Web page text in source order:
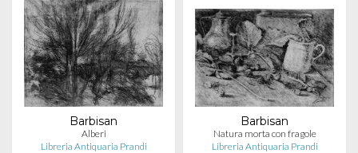
Barbisan
Alberi
Libreria Antiquaria Prandi
Barbisan
Natura morta con fragole
Libreria Antiquaria Prandi